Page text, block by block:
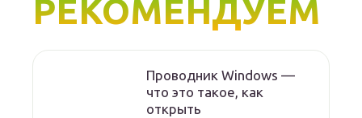
РЕКОМЕНДУЕМ
Проводник Windows —
что это такое, как
открыть